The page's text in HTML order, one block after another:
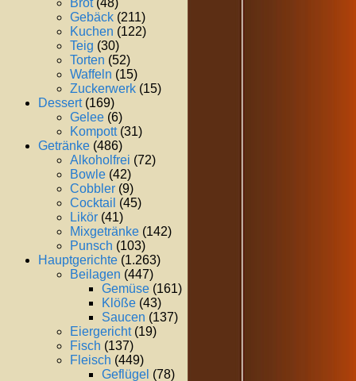
Brot(48)
Gebäck (211)
Kuchen (122)
Teig (30)
Torten (52)
Waffeln (15)
Zuckerwerk (15)
Dessert(169)
Gelee (6)
Kompott(31)
Getränke (486)
Alkoholfrei (72)
Bowle (42)
Cobbler (9)
Cocktail (45)
Likör (41)
Mixgetränke (142)
Punsch (103)
Hauptgerichte (1.263)
Beilagen (447)
Gemüse (161)
Klöße (43)
Saucen (137)
Eiergericht(19)
Fisch (137)
Fleisch (449)
Geflügel (78)